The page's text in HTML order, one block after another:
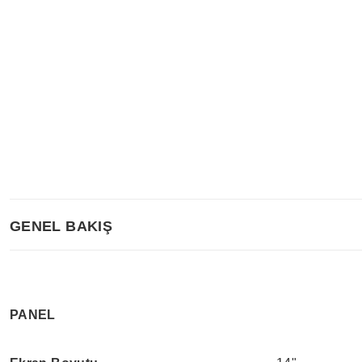
GENEL BAKIŞ
PANEL